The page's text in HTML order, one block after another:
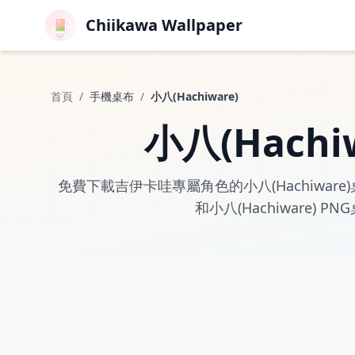
Chiikawa Wallpaper
首頁 / 手機桌布 / 小八(Hachiware)
小八
免費下載吉伊卡哇專屬角色的小八
和小八(Hachiware)